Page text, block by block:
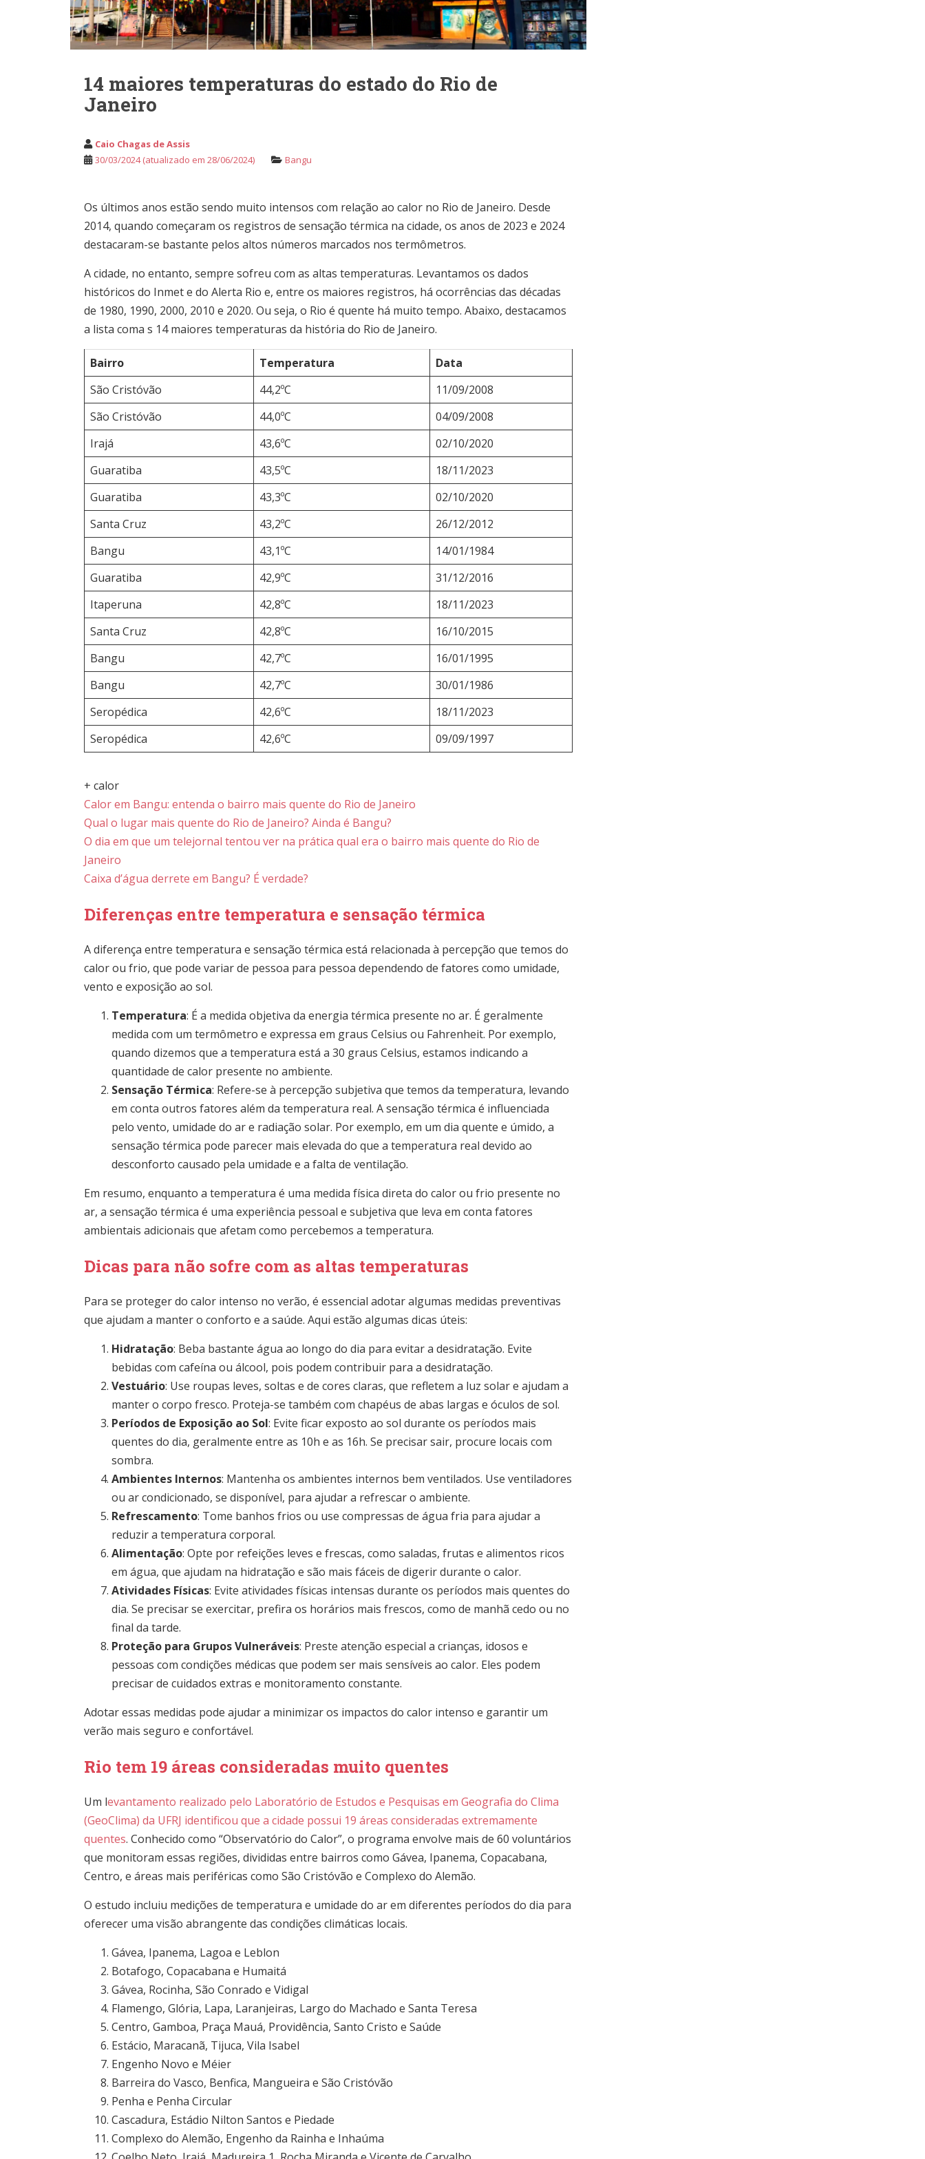
14 maiores temperaturas do estado do Rio de
Janeiro
Caio Chagas de Assis
30/03/2024(atualizado em 28/06/2024) Bangu
Os últimos anos estão sendo muito intensos com relação ao calor no Rio de Janeiro. Desde
2014, quando começaram os registros de sensação térmica na cidade, os anos de 2023 e 2024
destacaram-se bastante pelos altos números marcados nos termômetros.
A cidade, no entanto, sempre sofreu com as altas temperaturas. Levantamos os dados
históricos do Inmet e do Alerta Rio e, entre os maiores registros, há ocorrências das décadas
de 1980, 1990, 2000, 2010 e 2020. Ou seja, o Rio é quente há muito tempo. Abaixo, destacamos
a lista coma s 14 maiores temperaturas da história do Rio de Janeiro.
Bairro Temperatura
Data
São Cristóvão
44,2ºC
11/09/2008
São Cristóvão
44,0ºC
04/09/2008
Irajá
43,6ºC
02/10/2020
Guaratiba
43,5ºC
18/11/2023
Guaratiba
43,3ºC
02/10/2020
Santa Cruz
43,2ºC
26/12/2012
Bangu
43,1ºC
14/01/1984
Guaratiba
42,9ºC
31/12/2016
Itaperuna
42,8ºC
18/11/2023
Santa Cruz
42,8ºC
16/10/2015
Bangu
42,7ºC
16/01/1995
Bangu
42,7ºC
30/01/1986
Seropédica
42,6ºC
18/11/2023
Seropédica
42,6ºC 09/09/1997
+ calor
Calor em Bangu: entenda o bairro mais quente do Rio de Janeiro
Qual o lugar mais quente do Rio de Janeiro? Ainda é Bangu?
O dia em que um telejornal tentou ver na prática qual era o bairro mais quente do Rio de
Janeiro
Caixa d’água derrete em Bangu? É verdade?
Diferenças entre temperatura e sensação térmica
A diferença entre temperatura e sensação térmica está relacionada à percepção que temos do
calor ou frio, que pode variar de pessoa para pessoa dependendo de fatores como umidade,
vento e exposição ao sol.
Temperatura: É a medida objetiva da energia térmica presente no ar. É geralmente
medida com um termômetro e expressa em graus Celsius ou Fahrenheit. Por exemplo,
quando dizemos que a temperatura está a 30 graus Celsius, estamos indicando a
quantidade de calor presente no ambiente.
Sensação Térmica: Refere-se à percepção subjetiva que temos da temperatura, levando
em conta outros fatores além da temperatura real. A sensação térmica é influenciada
pelo vento, umidade do ar e radiação solar. Por exemplo, em um dia quente e úmido, a
sensação térmica pode parecer mais elevada do que a temperatura real devido ao
desconforto causado pela umidade e a falta de ventilação.
Em resumo, enquanto a temperatura é uma medida física direta do calor ou frio presente no
ar, a sensação térmica é uma experiência pessoal e subjetiva que leva em conta fatores
ambientais adicionais que afetam como percebemos a temperatura.
Dicas para não sofre com as altas temperaturas
Para se proteger do calor intenso no verão, é essencial adotar algumas medidas preventivas
que ajudam a manter o conforto e a saúde. Aqui estão algumas dicas úteis:
Hidratação: Beba bastante água ao longo do dia para evitar a desidratação. Evite
bebidas com cafeína ou álcool, pois podem contribuir para a desidratação.
Vestuário: Use roupas leves, soltas e de cores claras, que refletem a luz solar e ajudam a
manter o corpo fresco. Proteja-se também com chapéus de abas largas e óculos de sol.
Períodos de Exposição ao Sol: Evite ficar exposto ao sol durante os períodos mais
quentes do dia, geralmente entre as 10h e as 16h. Se precisar sair, procure locais com
sombra.
Ambientes Internos: Mantenha os ambientes internos bem ventilados. Use ventiladores
ou ar condicionado, se disponível, para ajudar a refrescar o ambiente.
Refrescamento: Tome banhos frios ou use compressas de água fria para ajudar a
reduzir a temperatura corporal.
Alimentação: Opte por refeições leves e frescas, como saladas, frutas e alimentos ricos
em água, que ajudam na hidratação e são mais fáceis de digerir durante o calor.
Atividades Físicas: Evite atividades físicas intensas durante os períodos mais quentes do
dia. Se precisar se exercitar, prefira os horários mais frescos, como de manhã cedo ou no
final da tarde.
Proteção para Grupos Vulneráveis: Preste atenção especial a crianças, idosos e
pessoas com condições médicas que podem ser mais sensíveis ao calor. Eles podem
precisar de cuidados extras e monitoramento constante.
Adotar essas medidas pode ajudar a minimizar os impactos do calor intenso e garantir um
verão mais seguro e confortável.
Rio tem 19 áreas consideradas muito quentes
Um levantamento realizado pelo Laboratório de Estudos e Pesquisas em Geografia do Clima
(GeoClima) da UFRJ identificou que a cidade possui 19 áreas consideradas extremamente
quentes. Conhecido como “Observatório do Calor”, o programa envolve mais de 60 voluntários
que monitoram essas regiões, divididas entre bairros como Gávea, Ipanema, Copacabana,
Centro, e áreas mais periféricas como São Cristóvão e Complexo do Alemão.
O estudo incluiu medições de temperatura e umidade do ar em diferentes períodos do dia para
oferecer uma visão abrangente das condições climáticas locais.
Gávea, Ipanema, Lagoa e Leblon
Botafogo, Copacabana e Humaitá
Gávea, Rocinha, São Conrado e Vidigal
Flamengo, Glória, Lapa, Laranjeiras, Largo do Machado e Santa Teresa
Centro, Gamboa, Praça Mauá, Providência, Santo Cristo e Saúde
Estácio, Maracanã, Tijuca, Vila Isabel
Engenho Novo e Méier
Barreira do Vasco, Benfica, Mangueira e São Cristóvão
Penha e Penha Circular
Cascadura, Estádio Nilton Santos e Piedade
Complexo do Alemão, Engenho da Rainha e Inhaúma